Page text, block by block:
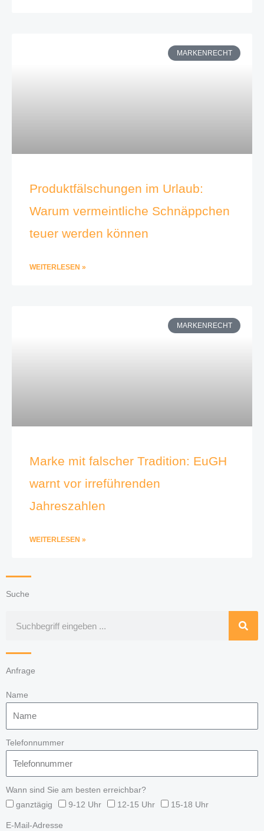
MARKENRECHT
Produktfälschungen im Urlaub:
Warum vermeintliche Schnäppchen
teuer werden können
WEITERLESEN »
MARKENRECHT
Marke mit falscher Tradition: EuGH
warnt vor irreführenden
Jahreszahlen
WEITERLESEN »
Suche
Anfrage
Name
Telefonnummer
Wann sind Sie am besten erreichbar?
ganztägig
9-12 Uhr 12-15 Uhr 15-18 Uhr
E-Mail-Adresse